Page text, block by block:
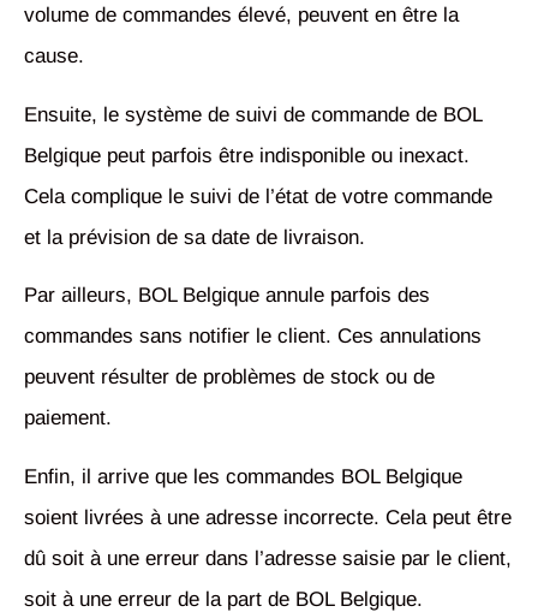
volume de commandes élevé, peuvent en être la
cause.
Ensuite, le système de suivi de commande de BOL
Belgique peut parfois être indisponible ou inexact.
Cela complique le suivi de l’état de votre commande
et la prévision de sa date de livraison.
Par ailleurs, BOL Belgique annule parfois des
commandes sans notifier le client. Ces annulations
peuvent résulter de problèmes de stock ou de
paiement.
Enfin, il arrive que les commandes BOL Belgique
soient livrées à une adresse incorrecte. Cela peut être
dû soit à une erreur dans l’adresse saisie par le client,
soit à une erreur de la part de BOL Belgique.